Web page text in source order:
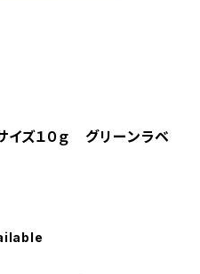
イズ１０ｇ グリーンラベ